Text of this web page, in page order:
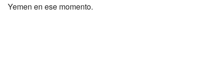
Yemen en ese momento.